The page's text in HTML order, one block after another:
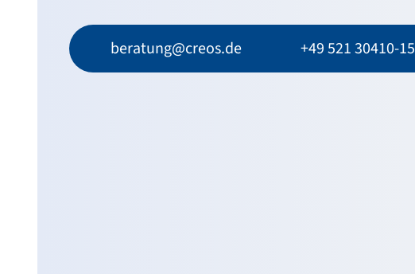
beratung@creos.de +49 521 30410-15